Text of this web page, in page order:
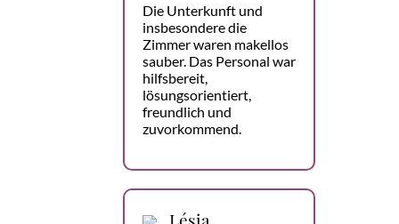
Die Unterkunft und
insbesondere die
Zimmer waren makellos
sauber. Das Personal war
hilfsbereit,
lösungsorientiert,
freundlich und
zuvorkommend.